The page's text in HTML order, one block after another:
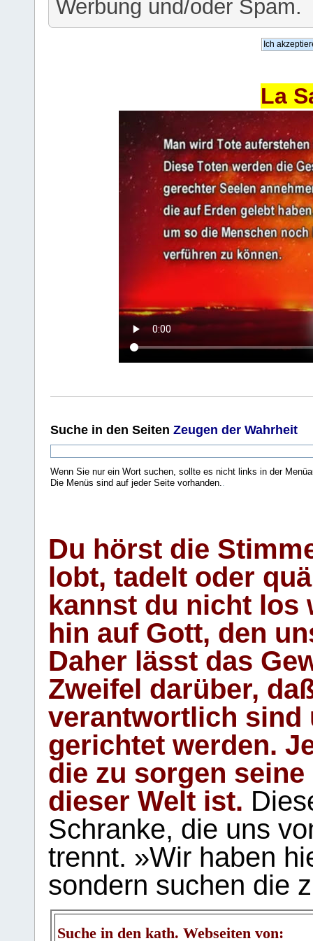
Werbung und/oder Spam.
La
Suche in den Seiten Zeugen der Wahrheit
Wenn Sie nur ein Wort suchen, sollte es nicht links in der
Die Menüs sind auf jeder Seite vorhanden..
Du hörst die
lobt, tadelt oder
kannst du nicht los
hin auf Gott, den
Daher lässt das
Zweifel darüber,
verantwortlich sind
gerichtet werden.
die zu sorgen
dieser Welt ist.
Schranke, die uns
trennt. »Wir haben
sondern suchen die
Suche in den kath. Webseiten von: